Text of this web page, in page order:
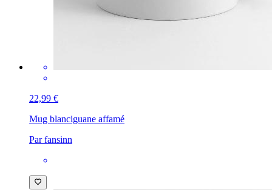
22,99 €
Mug blanciguane affamé
Par fansinn